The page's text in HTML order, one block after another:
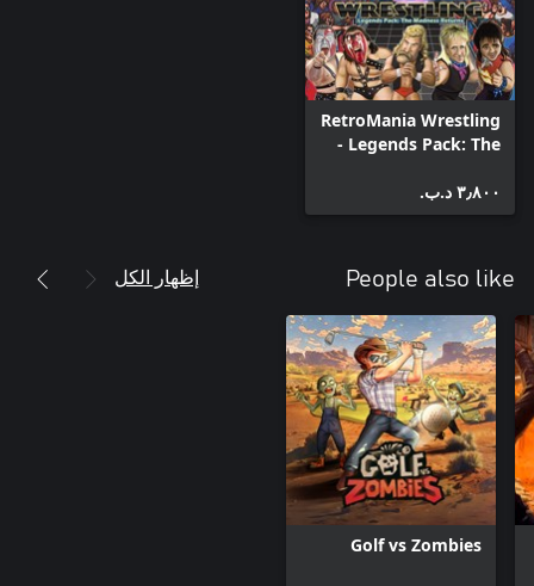
RetroMania Wrestling
- Legends Pack: The
٣٫٨٠٠ د.ب.‏
People also like إظهار الكل
Golf vs Zombies